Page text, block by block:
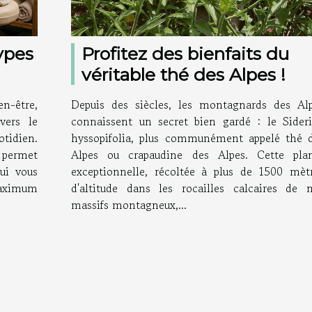
être,
le
vous
Profitez des bienfaits du
véritable thé des Alpes !
Depuis des siècles, les montagnards des
connaissent un secret bien gardé : le
hyssopifolia, plus communément appelé thé
Alpes ou crapaudine des Alpes. Cette
exceptionnelle, récoltée à plus de 1500
d'altitude dans les rocailles calcaires de
massifs montagneux,...